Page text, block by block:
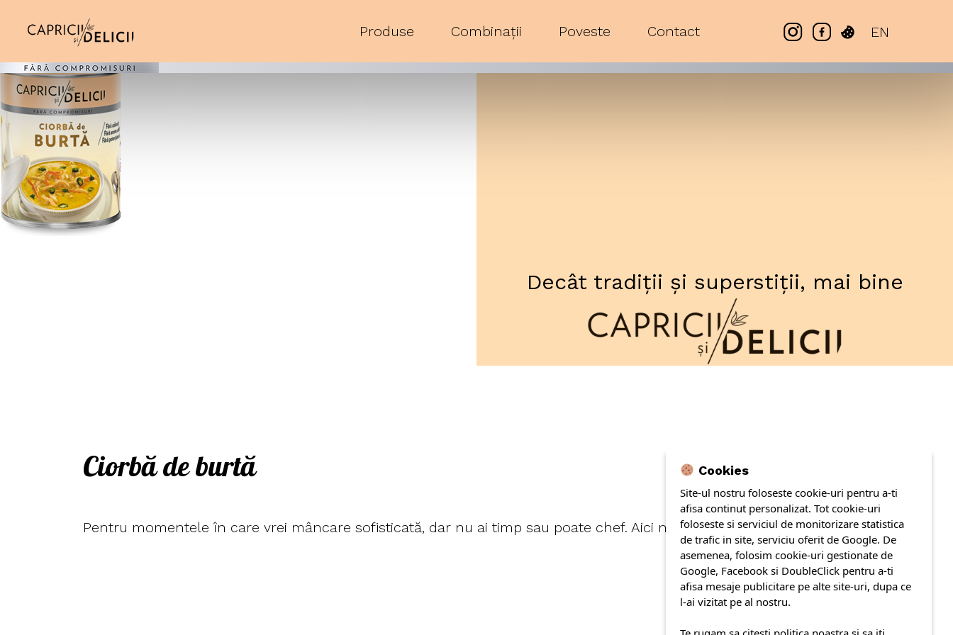
EN
Produse Combinații Poveste Contact
Decât tradiții și superstiții, mai bine
Ciorbă de burtă
Pentru momentele în care vrei mâncare sofisticată, dar nu ai timp sau poate chef. Aici ne facem apartiția.
Cookies
Site-ul nostru foloseste cookie-uri pentru a-ti
afisa continut personalizat. Tot cookie-uri
foloseste si serviciul de monitorizare statistica
de trafic in site, serviciu oferit de Google. De
asemenea, folosim cookie-uri gestionate de
Google, Facebook si DoubleClick pentru a-ti
afisa mesaje publicitare pe alte site-uri, dupa ce
l-ai vizitat pe al nostru.